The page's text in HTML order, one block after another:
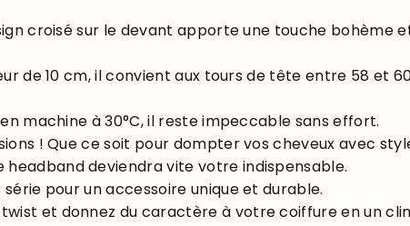
croisé sur le devant apporte une touche bohème
de 10 cm, il convient aux tours de tête entre 58 et
machine à 30°C, il reste impeccable sans effort.
! Que ce soit pour dompter vos cheveux avec
deviendra vite votre indispensable.
pour un accessoire unique et durable.
et donnez du caractère à votre coiffure en un